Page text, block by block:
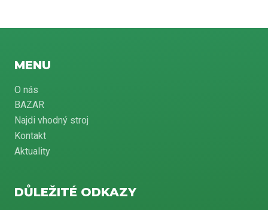
MENU
O nás
BAZAR
Najdi vhodný stroj
Kontakt
Aktuality
DŮLEŽITÉ ODKAZY